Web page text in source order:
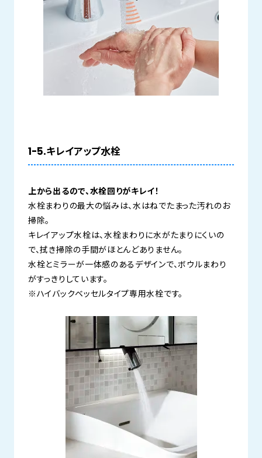
1-5.キレイアップ水栓
上から出るので、水栓回りがキレイ！
水栓まわりの最大の悩みは、水はねでたまった汚れのお
掃除。
キレイアップ水栓は、水栓まわりに水がたまりにくいの
で、拭き掃除の手間がほとんどありません。
水栓とミラーが一体感のあるデザインで、ボウルまわり
がすっきりしています。
※ハイバックベッセルタイプ専用水栓です。